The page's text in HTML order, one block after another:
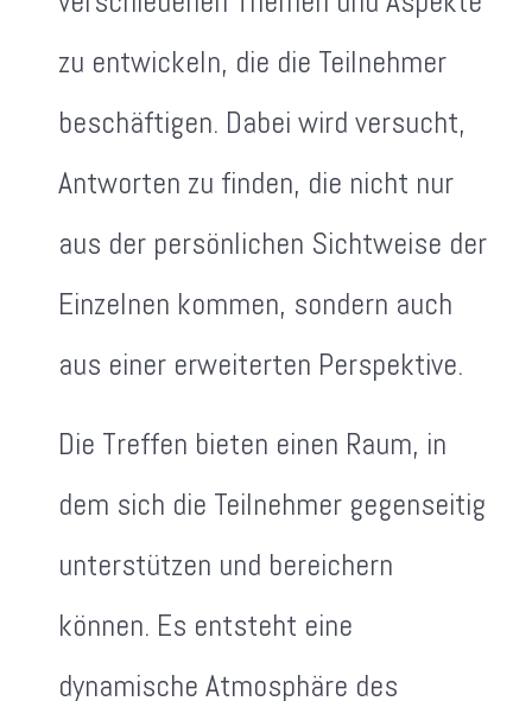
zu entwickeln, die die Teilnehmer
beschäftigen. Dabei wird versucht,
Antworten zu finden, die nicht nur
aus der persönlichen Sichtweise der
Einzelnen kommen, sondern auch
aus einer erweiterten Perspektive.
Die Treffen bieten einen Raum, in
dem sich die Teilnehmer gegenseitig
unterstützen und bereichern
können. Es entsteht eine
dynamische Atmosphäre des